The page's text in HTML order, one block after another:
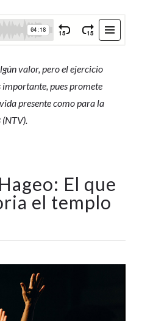
valor, pero el ejercicio
pues promete
presente como para la
El que
el templo